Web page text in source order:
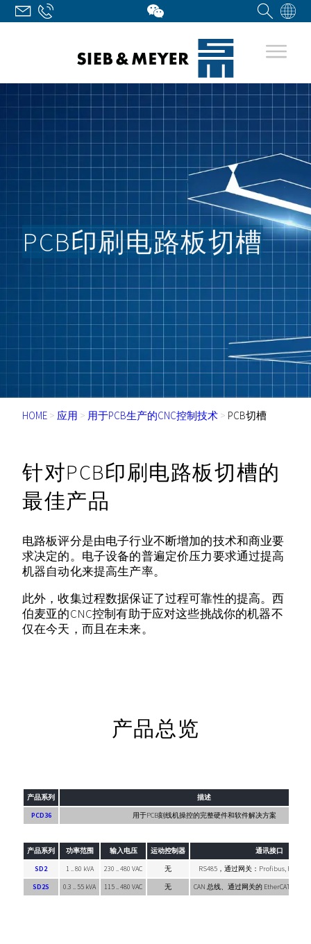
PCB印刷电路板切槽
HOME > 应用 > 用于PCB生产的CNC控制技术 > PCB切槽
针对PCB印刷电路板切槽的
最佳产品
电路板评分是由电子行业不断增加的技术和商业要
求决定的。电子设备的普遍定价压力要求通过提高
机器自动化来提高生产率。
此外，收集过程数据保证了过程可靠性的提高。西
伯麦亚的CNC控制有助于应对这些挑战你的机器不
仅在今天，而且在未来。
产品总览
产品系列
描述
PCD36
用于PCB刻线机操控的完整硬件和软件解决方案
产品系列 功率范围 输入电压 运动控制器
通讯接口
SD2
1 .. 80 kVA 230 .. 480 VAC 无
RS485，通过网关：Profibus,
SD2S
0.3 .. 55 kVA 115 .. 480 VAC 无 CAN 总线、通过网关的 EtherCAT,